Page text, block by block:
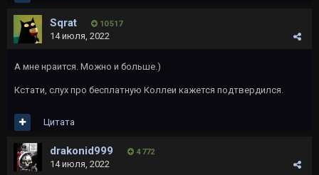
Sqrat 10 517
14 июля, 2022
А мне нраится. Можно и больше.)
Кстати, слух про бесплатную Коллеи кажется подтвердился.
Цитата
drakonid999 4 772
14 июля, 2022